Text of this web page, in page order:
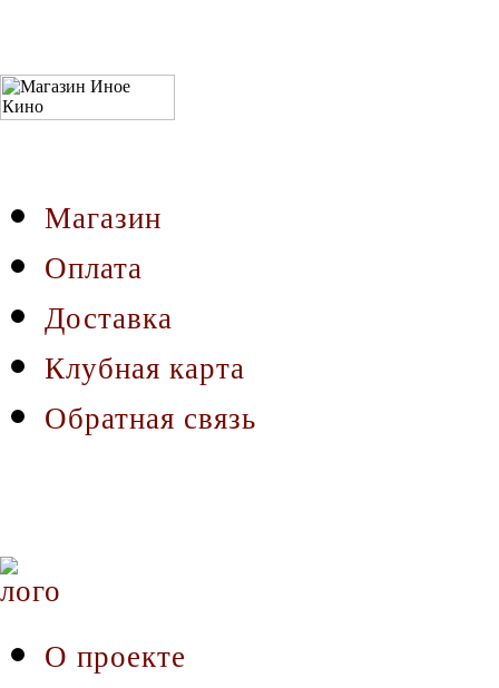
Магазин
Оплата
Доставка
Клубная карта
Обратная связь
О проекте